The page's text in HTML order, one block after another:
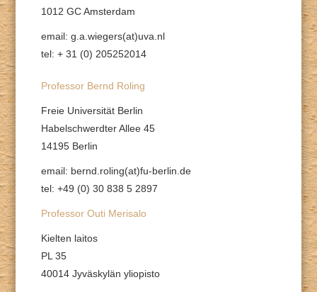
1012 GC Amsterdam
email: g.a.wiegers(at)uva.nl
tel: + 31 (0) 205252014
Professor Bernd Roling
Freie Universität Berlin
Habelschwerdter Allee 45
14195 Berlin
email: bernd.roling(at)fu-berlin.de
tel: +49 (0) 30 838 5 2897
Professor Outi Merisalo
Kielten laitos
PL 35
40014 Jyväskylän yliopisto